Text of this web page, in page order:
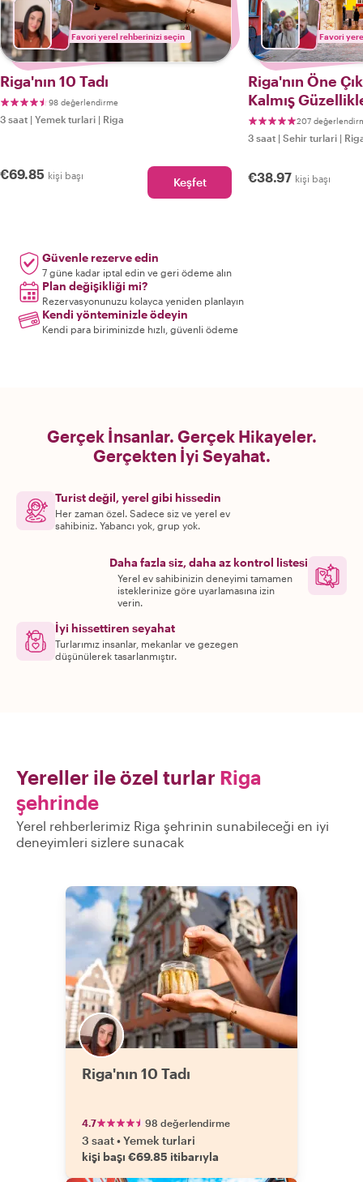
Favori yerel rehberinizi seçin
Riga'nın 10 Tadı
98 değerlendirme
3 saat | Yemek turlari | Riga
€69.85 kişi başı Keşfet
Favori
Riga'nın Öne
Kalmış
207
3 saat | Sehir turlari |
€38.97 kişi başı
Güvenle rezerve edin
7 güne kadar iptal edin ve geri ödeme alın
Plan değişikliği mi?
Rezervasyonunuzu kolayca yeniden planlayın
Kendi yönteminizle ödeyin
Kendi para biriminizde hızlı, güvenli ödeme
Gerçek İnsanlar. Gerçek Hikayeler.
Gerçekten İyi Seyahat.
Turist değil, yerel gibi hissedin
Her zaman özel. Sadece siz ve yerel ev
sahibiniz. Yabancı yok, grup yok.
Daha fazla siz, daha az kontrol listesi
Yerel ev sahibinizin deneyimi tamamen
isteklerinize göre uyarlamasına izin
verin.
İyi hissettiren seyahat
Turlarımız insanlar, mekanlar ve gezegen
düşünülerek tasarlanmıştır.
Yereller ile özel turlar Riga
şehrinde
Yerel rehberlerimiz Riga şehrinin sunabileceği en iyi
deneyimleri sizlere sunacak
Riga'nın 10 Tadı
4.7 98 değerlendirme
3 saat•Yemek turlari
kişi başı €69.85 itibarıyla